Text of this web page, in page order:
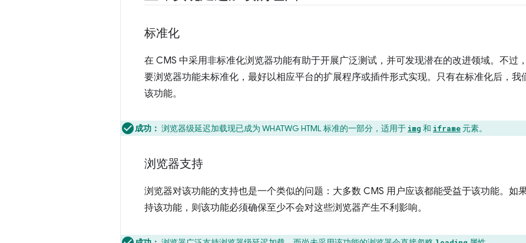
标准化
在 CMS 中采用非标准化浏览器功能有助于开展广泛测试，并可发现潜在的改进领域。不过
要浏览器功能未标准化，最好以相应平台的扩展程序或插件形式实现。只有在标准化后，我
该功能。
成功： 浏览器级延迟加载现已成为 WHATWG HTML 标准的一部分，适用于 img 和 iframe 元素。
浏览器支持
浏览器对该功能的支持也是一个类似的问题：大多数 CMS 用户应该都能受益于该功能。如
持该功能，则该功能必须确保至少不会对这些浏览器产生不利影响。